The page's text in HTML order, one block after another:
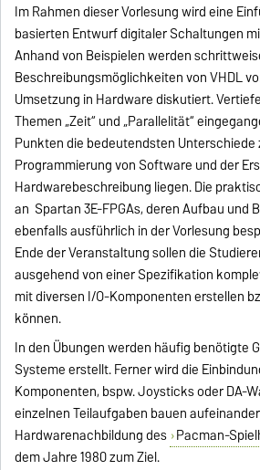
Im Rahmen dieser Vorlesung wird eine
basierten Entwurf digitaler Schaltungen
Anhand von Beispielen werden
Beschreibungsmöglichkeiten von VHDL
Umsetzung in Hardware diskutiert.
Themen „Zeit“ und „Parallelität“
Punkten die bedeutendsten
Programmierung von Software und der
Hardwarebeschreibung liegen. Die
an Spartan 3E-FPGAs, deren Aufbau und
ebenfalls ausführlich in der Vorlesung
Ende der Veranstaltung sollen die
ausgehend von einer Spezifikation
mit diversen I/O-Komponenten erstellen
können.
In den Übungen werden häufig benötigte
Systeme erstellt. Ferner wird die
Komponenten, bspw. Joysticks oder DA-
einzelnen Teilaufgaben bauen
Hardwarenachbildung des Pacman-
dem Jahre 1980 zum Ziel.